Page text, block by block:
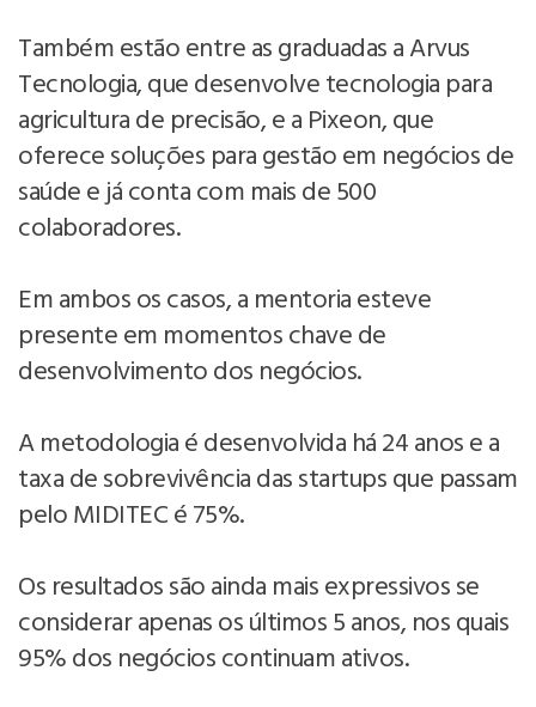
Também estão entre as graduadas a Arvus
Tecnologia, que desenvolve tecnologia para
agricultura de precisão, e a Pixeon, que
oferece soluções para gestão em negócios de
saúde e já conta com mais de 500
colaboradores.
Em ambos os casos, a mentoria esteve
presente em momentos chave de
desenvolvimento dos negócios.
A metodologia é desenvolvida há 24 anos e a
taxa de sobrevivência das startups que passam
pelo MIDITEC é 75%.
Os resultados são ainda mais expressivos se
considerar apenas os últimos 5 anos, nos quais
95% dos negócios continuam ativos.